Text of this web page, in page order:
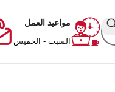
مواعيد العمل
السبت - الخميس